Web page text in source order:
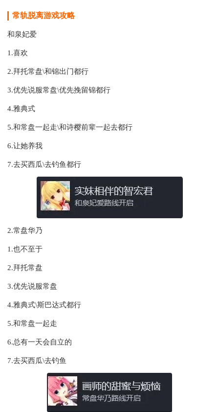
常轨脱离游戏攻略
和泉妃爱
1.喜欢
2.拜托常盘\和锦出门都行
3.优先说服常盘\优先挽留锦都行
4.雅典式
5.和常盘一起走\和诗樱前辈一起去都行
6.让她养我
7.去买西瓜\去钓鱼都行
2.常盘华乃
1.也不至于
2.拜托常盘
3.优先说服常盘
4.雅典式\斯巴达式都行
5.和常盘一起走
6.总有一天会自立的
7.去买西瓜\去钓鱼